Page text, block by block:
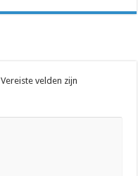
Vereiste velden zijn